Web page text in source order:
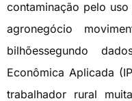
contaminação pelo
agronegócio
bilhõessegundo
Econômica Aplicada
trabalhador rural